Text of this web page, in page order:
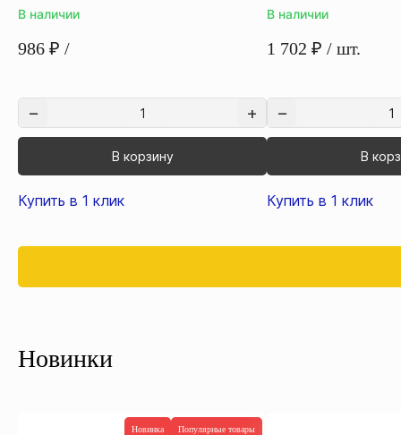
В наличии
986 ₽ /
В корзину
Купить в 1 клик
В наличии
1 702 ₽ / шт.
В
Купить в 1 клик
Новинки
Новинка Популярные товары